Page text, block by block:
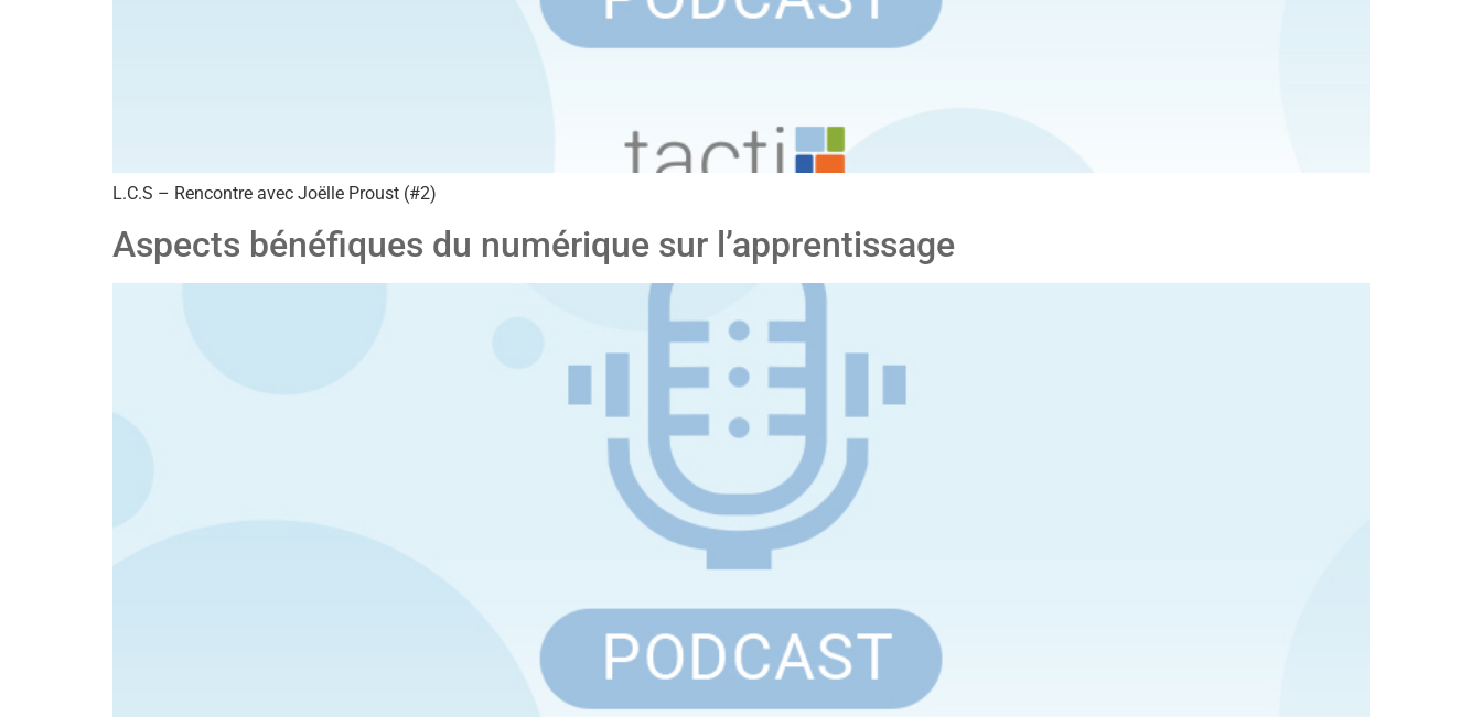
L.C.S – Rencontre avec Joëlle Proust (#2)
Aspects bénéfiques du numérique sur l’apprentissage